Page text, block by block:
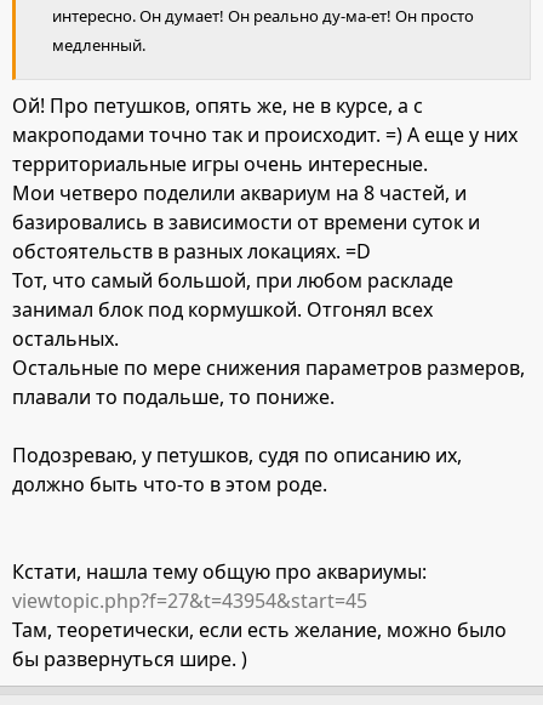
интересно. Он думает! Он реально ду-ма-ет! Он просто
медленный.
Ой! Про петушков, опять же, не в курсе, а с
макроподами точно так и происходит. =) А еще у них
территориальные игры очень интересные.
Мои четверо поделили аквариум на 8 частей, и
базировались в зависимости от времени суток и
обстоятельств в разных локациях. =D
Тот, что самый большой, при любом раскладе
занимал блок под кормушкой. Отгонял всех
остальных.
Остальные по мере снижения параметров размеров,
плавали то подальше, то пониже.
Подозреваю, у петушков, судя по описанию их,
должно быть что-то в этом роде.
Кстати, нашла тему общую про аквариумы:
viewtopic.php?f=27&t=43954&start=45
Там, теоретически, если есть желание, можно было
бы развернуться шире. )